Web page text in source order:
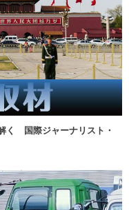
く 国際ジャーナリスト・